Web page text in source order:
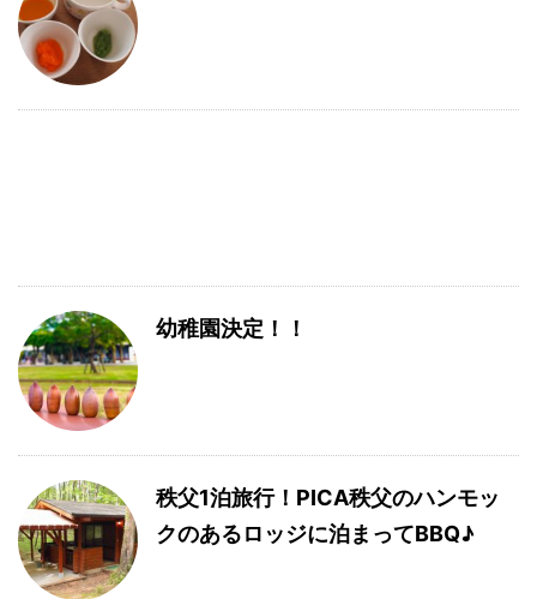
幼稚園決定！！
秩父1泊旅行！PICA秩父のハンモッ
クのあるロッジに泊まってBBQ♪